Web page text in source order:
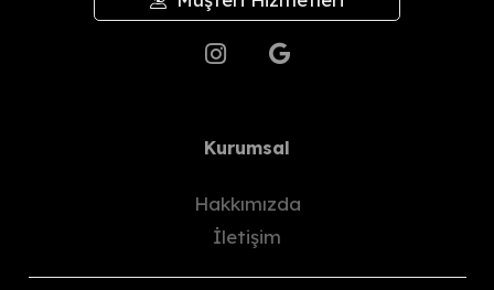
gönderdikten sonra, yeni ürünün
kargosunu teslim alırken kargo
ücretini ödemeniz gerekir.
Değişim yapılabilecek beden/renk
stokta yoksa, ürünü teslim aldıktan
bize iletmelisiniz.
Talebinizi ilettikten sonra, ekip
Kurumsal
Hakkımızda
İletişim